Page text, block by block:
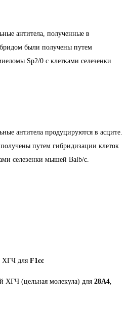
антитела, полученные в
были получены путем
Sp2/0 с клетками селезенки
антитела продуцируются в асците.
путем гибридизации клеток
селезенки мышей Balb/c.
ХГЧ для F1cc
ХГЧ (цельная молекула) для 28A4,